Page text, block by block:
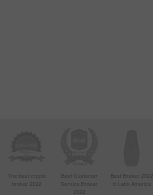
The best crypto
broker 2022
Best Customer
Service Broker
2022
Best Broker 2022
in Latin America